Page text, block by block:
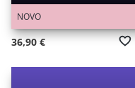
NOVO
36,90 €